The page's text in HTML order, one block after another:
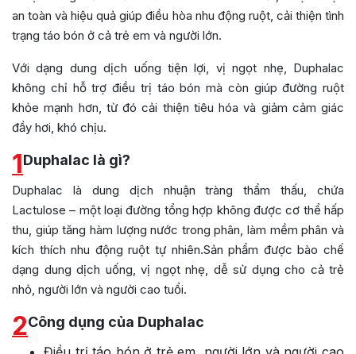
an toàn và hiệu quả giúp điều hòa nhu động ruột, cải thiện tình
trạng táo bón ở cả trẻ em và người lớn.
Với dạng dung dịch uống tiện lợi, vị ngọt nhẹ, Duphalac
không chỉ hỗ trợ điều trị táo bón mà còn giúp đường ruột
khỏe mạnh hơn, từ đó cải thiện tiêu hóa và giảm cảm giác
đầy hơi, khó chịu.
1Duphalac là gì?
Duphalac là dung dịch nhuận tràng thẩm thấu, chứa
Lactulose – một loại đường tổng hợp không được cơ thể hấp
thu, giúp tăng hàm lượng nước trong phân, làm mềm phân và
kích thích nhu động ruột tự nhiên.Sản phẩm được bào chế
dạng dung dịch uống, vị ngọt nhẹ, dễ sử dụng cho cả trẻ
nhỏ, người lớn và người cao tuổi.
2Công dụng của Duphalac